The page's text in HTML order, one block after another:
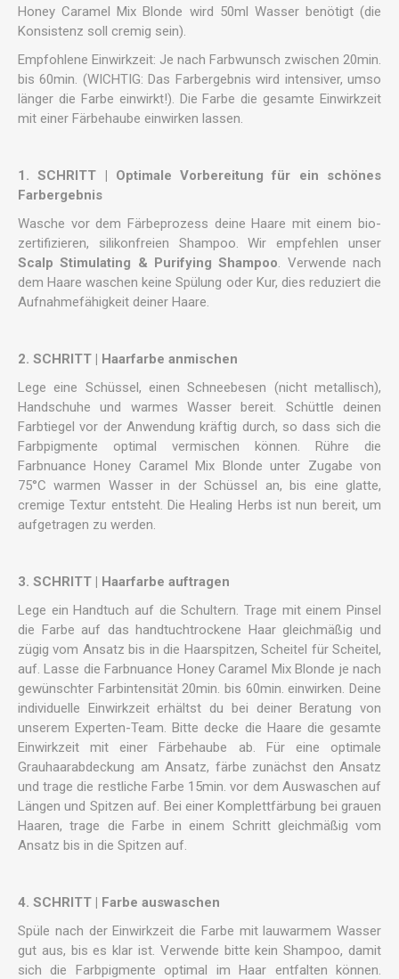
Honey Caramel Mix Blonde wird 50ml Wasser benötigt (die
Konsistenz soll cremig sein).
Empfohlene Einwirkzeit: Je nach Farbwunsch zwischen 20min.
bis 60min. (WICHTIG: Das Farbergebnis wird intensiver, umso
länger die Farbe einwirkt!). Die Farbe die gesamte Einwirkzeit
mit einer Färbehaube einwirken lassen.
1. SCHRITT | Optimale Vorbereitung für ein schönes
Farbergebnis
Wasche vor dem Färbeprozess deine Haare mit einem bio-
zertifizieren, silikonfreien Shampoo. Wir empfehlen unser
Scalp Stimulating & Purifying Shampoo. Verwende nach
dem Haare waschen keine Spülung oder Kur, dies reduziert die
Aufnahmefähigkeit deiner Haare.
2. SCHRITT | Haarfarbe anmischen
Lege eine Schüssel, einen Schneebesen (nicht metallisch),
Handschuhe und warmes Wasser bereit. Schüttle deinen
Farbtiegel vor der Anwendung kräftig durch, so dass sich die
Farbpigmente optimal vermischen können. Rühre die
Farbnuance Honey Caramel Mix Blonde unter Zugabe von
75°C warmen Wasser in der Schüssel an, bis eine glatte,
cremige Textur entsteht. Die Healing Herbs ist nun bereit, um
aufgetragen zu werden.
3. SCHRITT | Haarfarbe auftragen
Lege ein Handtuch auf die Schultern. Trage mit einem Pinsel
die Farbe auf das handtuchtrockene Haar gleichmäßig und
zügig vom Ansatz bis in die Haarspitzen, Scheitel für Scheitel,
auf. Lasse die Farbnuance Honey Caramel Mix Blonde je nach
gewünschter Farbintensität 20min. bis 60min. einwirken. Deine
individuelle Einwirkzeit erhältst du bei deiner Beratung von
unserem Experten-Team. Bitte decke die Haare die gesamte
Einwirkzeit mit einer Färbehaube ab. Für eine optimale
Grauhaarabdeckung am Ansatz, färbe zunächst den Ansatz
und trage die restliche Farbe 15min. vor dem Auswaschen auf
Längen und Spitzen auf. Bei einer Komplettfärbung bei grauen
Haaren, trage die Farbe in einem Schritt gleichmäßig vom
Ansatz bis in die Spitzen auf.
4. SCHRITT | Farbe auswaschen
Spüle nach der Einwirkzeit die Farbe mit lauwarmem Wasser
gut aus, bis es klar ist. Verwende bitte kein Shampoo, damit
sich die Farbpigmente optimal im Haar entfalten können.